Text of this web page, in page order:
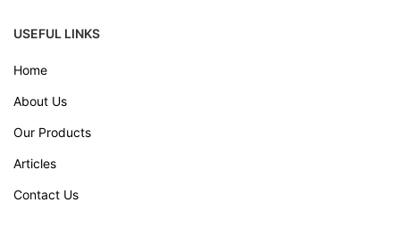
USEFUL LINKS
Home
About Us
Our Products
Articles
Contact Us